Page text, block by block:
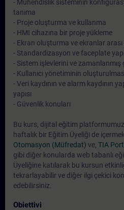
- Mühendislik sisteminin
tanıma
- Proje oluşturma ve kullanma
- HMI cihazına bir proje yükleme
- Ekran oluşturma ve ekranlar
- Standardizasyon ve faceplate
- Sistem işlevlerini ve
- Kullanıcı yönetiminin
- Veri kaydının ve alarm kaydının
yapısı
- Güvenlik konuları
Bu kurs, dijital eğitim
haftalık bir Eğitim Üyeliği de
Otomasyon (Müfredat) ve, TIA
gibi diğer konularda web tabanlı
Üyeliğine katılarak bu kursun
tekrarlayabilir ve diğer ilgi çekici
edebilirsiniz.
Obiettivi